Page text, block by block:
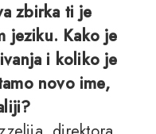
zbirka ti je
jeziku. Kako je
i koliko je
novo ime,